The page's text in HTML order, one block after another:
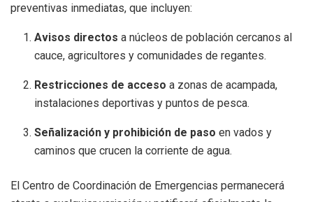
preventivas inmediatas, que incluyen:
Avisos directos a núcleos de población cercanos al
cauce, agricultores y comunidades de regantes.
Restricciones de acceso a zonas de acampada,
instalaciones deportivas y puntos de pesca.
Señalización y prohibición de paso en vados y
caminos que crucen la corriente de agua.
El Centro de Coordinación de Emergencias permanecerá